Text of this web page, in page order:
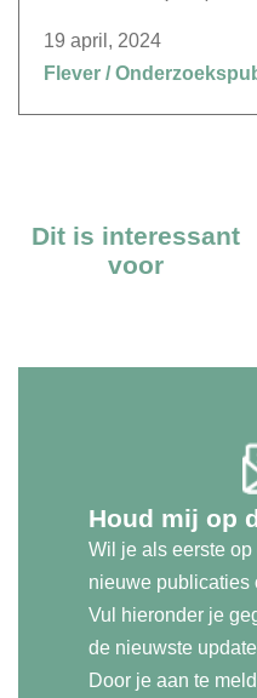
ontwikkelingen en
zorgsector, waar de
19 april, 2024
Flever /
Dit is interessant
voor
Houd mij op
Wil je als eerste
nieuwe publicaties
Vul hieronder je
de nieuwste
Door je aan te